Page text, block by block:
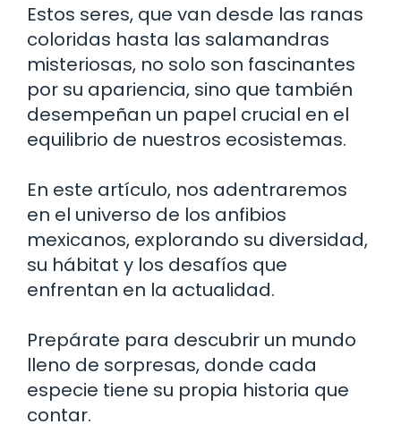
Estos seres, que van desde las ranas
coloridas hasta las salamandras
misteriosas, no solo son fascinantes
por su apariencia, sino que también
desempeñan un papel crucial en el
equilibrio de nuestros ecosistemas.
En este artículo, nos adentraremos
en el universo de los anfibios
mexicanos, explorando su diversidad,
su hábitat y los desafíos que
enfrentan en la actualidad.
Prepárate para descubrir un mundo
lleno de sorpresas, donde cada
especie tiene su propia historia que
contar.